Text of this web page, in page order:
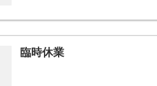
臨時休業